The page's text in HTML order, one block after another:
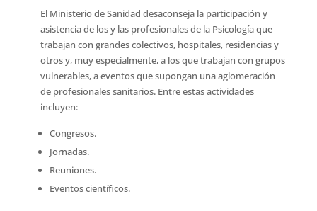
El Ministerio de Sanidad desaconseja la participación y
asistencia de los y las profesionales de la Psicología que
trabajan con grandes colectivos, hospitales, residencias y
otros y, muy especialmente, a los que trabajan con grupos
vulnerables, a eventos que supongan una aglomeración
de profesionales sanitarios. Entre estas actividades
incluyen:
Congresos.
Jornadas.
Reuniones.
Eventos científicos.